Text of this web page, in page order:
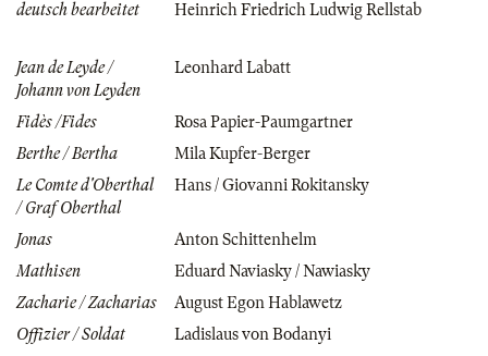
deutsch bearbeitet Heinrich Friedrich Ludwig Rellstab
Jean de Leyde /
Johann von Leyden
Leonhard Labatt
Fidès /Fides
Rosa Papier-Paumgartner
Berthe / Bertha
Mila Kupfer-Berger
Le Comte d'Oberthal
/ Graf Oberthal
Hans / Giovanni Rokitansky
Jonas
Anton Schittenhelm
Mathisen
Eduard Naviasky / Nawiasky
Zacharie / Zacharias
August Egon Hablawetz
Offizier / Soldat
Ladislaus von Bodanyi